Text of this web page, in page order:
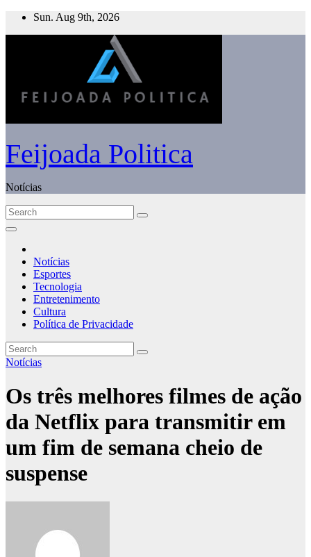
Skip
Sun. Aug 9th, 2026
Feijoada Politica
Notícias
Notícias
Esportes
Tecnologia
Entretenimento
Cultura
Política de Privacidade
Notícias
Os três melhores filmes de ação
da Netflix para transmitir em
um fim de semana cheio de
suspense